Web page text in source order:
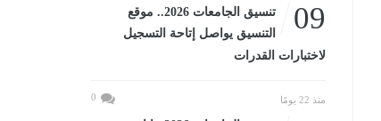
09
تنسيق الجامعات 2026.. موقع
التنسيق يواصل إتاحة التسجيل
لاختبارات القدرات
منذ 22 يومًا 0